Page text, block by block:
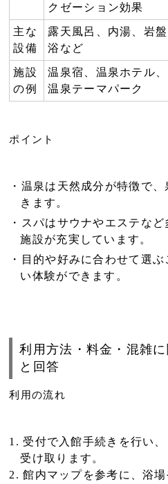
クゼーション効果
主な
設備
露天風呂、内湯、岩盤
浴など
施設
の例
温泉宿、温泉ホテル、
温泉テーマパーク
ポイント
温泉 は天然成分が特徴で
きます。
スパはサウナやエステな
施設が充実しています。
目的や好みに合わせて選
い体験ができます。
利用方法・料金・混雑
と回答
利用の流れ
受付で入館手続きを行い
受け取ります。
館内マップを参考に、浴